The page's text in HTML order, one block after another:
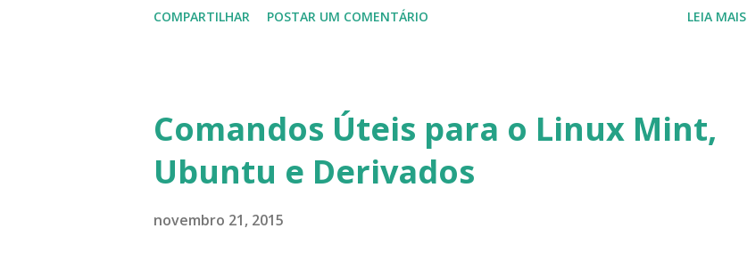
notificação). Acho o Skype melhor que o Windows Live (assim como
muitos profissionais de TI) , mesmo na versão para Linux, claro,
sempre existem outras opções e o Pidgin, que se mostra como opção.
COMPARTILHAR POSTAR UM COMENTÁRIO LEIA MAIS
Comandos Úteis para o Linux Mint,
Ubuntu e Derivados
novembro 21, 2015